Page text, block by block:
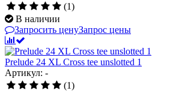
(1)
В наличии
Запросить ценуЗапрос цены
Prelude 24 XL Cross tee unslotted 1
Артикул: -
(1)